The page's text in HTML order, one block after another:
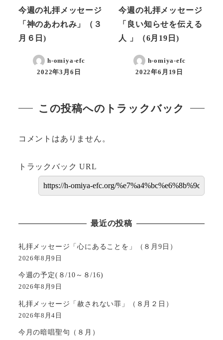
今週の礼拝メッセージ
「神のあわれみ」（３
月６日)
h-omiya-efc
2022年3月6日
今週の礼拝メッセージ
「良い知らせを伝える
人 」（6月19日)
h-omiya-efc
2022年6月19日
この投稿へのトラックバック
コメントはありません。
トラックバック URL
最近の投稿
礼拝メッセージ「心にあることを」（８月9日）
2026年8月9日
今週の予定(８/10～８/16)
2026年8月9日
礼拝メッセージ「赦されない罪」（８月２日）
2026年8月4日
今月の暗唱聖句（８月）